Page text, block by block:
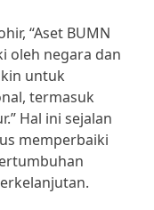
“Aset BUMN
oleh negara dan
untuk
termasuk
Hal ini sejalan
memperbaiki